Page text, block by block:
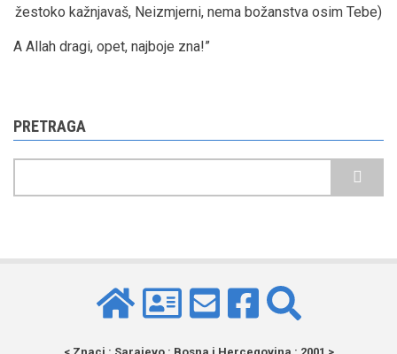
žestoko kažnjavaš, Neizmjerni, nema božanstva osim Tebe)
A Allah dragi, opet, najboje zna!”
PRETRAGA